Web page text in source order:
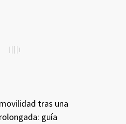
tras una
guía